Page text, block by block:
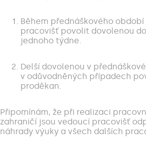
Během přednáškového
pracovišť povolit dovolenou
jednoho týdne.
Delší dovolenou v
v odůvodněných případech
proděkan.
Připomínám, že při realizaci
zahraničí jsou vedoucí pracovišť
náhrady výuky a všech dalších